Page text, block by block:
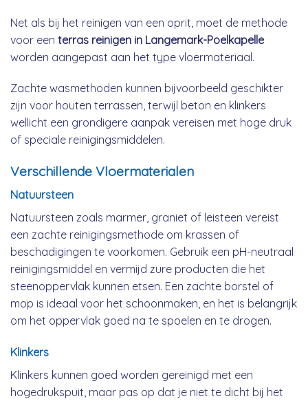
Net als bij het reinigen van een oprit, moet de methode
voor een terras reinigen in Langemark-Poelkapelle
worden aangepast aan het type vloermateriaal.
Zachte wasmethoden kunnen bijvoorbeeld geschikter
zijn voor houten terrassen, terwijl beton en klinkers
wellicht een grondigere aanpak vereisen met hoge druk
of speciale reinigingsmiddelen.
Verschillende Vloermaterialen
Natuursteen
Natuursteen zoals marmer, graniet of leisteen vereist
een zachte reinigingsmethode om krassen of
beschadigingen te voorkomen. Gebruik een pH-neutraal
reinigingsmiddel en vermijd zure producten die het
steenoppervlak kunnen etsen. Een zachte borstel of
mop is ideaal voor het schoonmaken, en het is belangrijk
om het oppervlak goed na te spoelen en te drogen.
Klinkers
Klinkers kunnen goed worden gereinigd met een
hogedrukspuit, maar pas op dat je niet te dicht bij het